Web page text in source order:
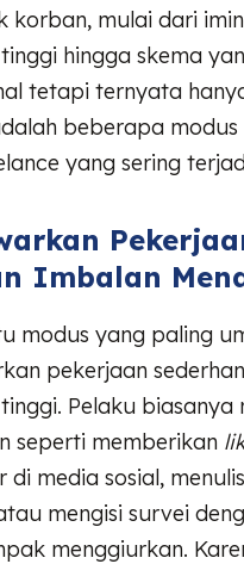
korban, mulai dari
hingga skema
tetapi ternyata
beberapa modus
yang sering
Imbalan
modus yang paling
pekerjaan
Pelaku biasanya
seperti memberikan
di media sosial,
mengisi survei
menggiurkan.